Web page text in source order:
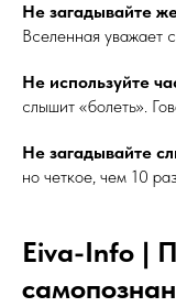
Не загадывайте
Вселенная уважает
Не используйте
слышит «болеть».
Не загадывайте
но четкое, чем 10
Eiva-Info |